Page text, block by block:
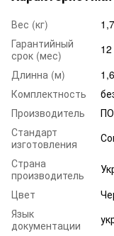
Вес (кг)
1,7
Гарантийный
срок (мес)
12
Длинна (м)
1,6
Комплектность
Производитель
Стандарт
изготовления
Страна
производитель
Цвет
Язык
документации